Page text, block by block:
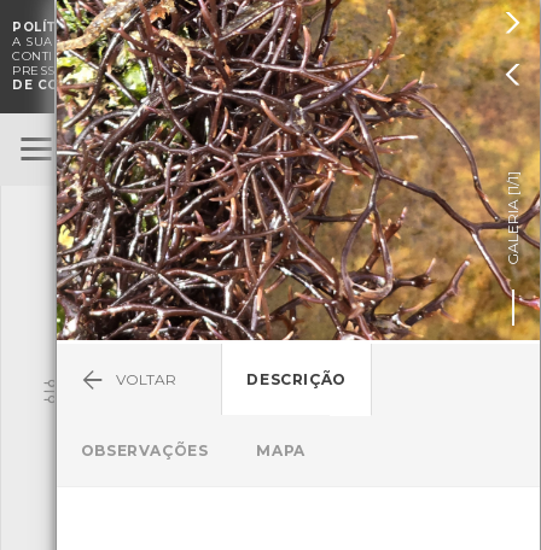
POLÍTICA DE COOKIES. O CMIA UTILIZA COOKIES PARA MELHORAR
A SUA EXPERIÊNCIA DE NAVEGAÇÃO E PARA FINS ESTATÍSTICOS.A
CONTINUAÇÃO DA UTILIZAÇÃO DESTE WEBSITE E SERVIÇOS
PRESSUPÕE A ACEITAÇÃO DA UTILIZAÇÃO DE COOKIES.POLÍTICA
DE COOKIES

ENTRAR
BioRegisto
TERMOS DE UTILIZAÇÃO
SUBMETER OBSERVAÇÃO
Pesquisa


GALERIA [
1/1
]
VOLTAR DESCRIÇÃO
OBSERVAÇÕES MAPA